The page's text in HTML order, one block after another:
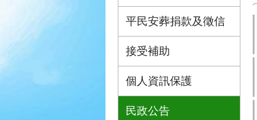
平民安葬捐款及徵信
接受補助
個人資訊保護
民政公告